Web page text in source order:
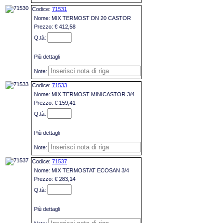
71531
MIX TERMOST DN 20 CASTOR
€ 412,58
Più dettagli
71533
MIX TERMOST MINICASTOR 3/4
€ 159,41
Più dettagli
71537
MIX TERMOSTAT ECOSAN 3/4
€ 283,14
Più dettagli